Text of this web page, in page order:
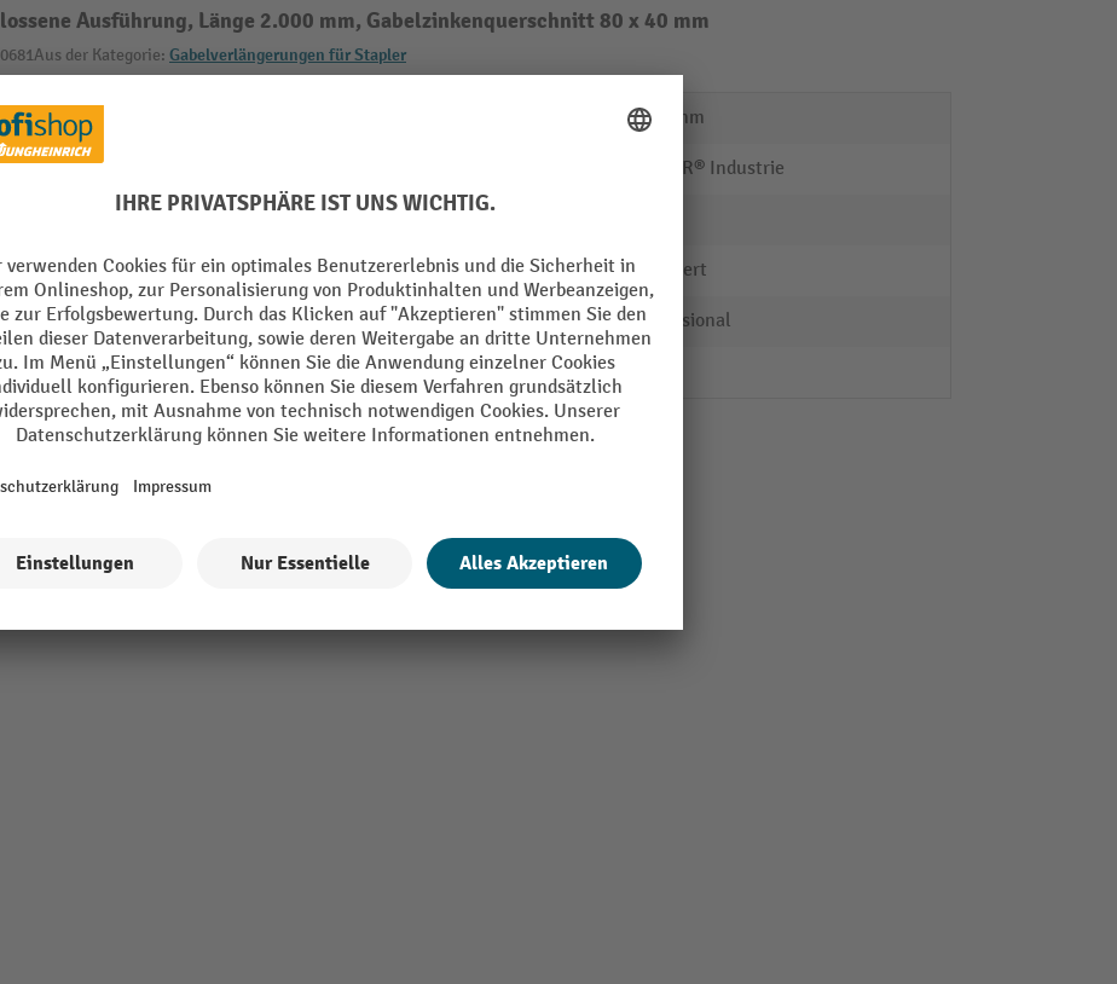
Ausführung, Länge 2.000 mm, Gabelzinkenquerschnitt 80 x 40 mm
Aus der Kategorie: Gabelverlängerungen für Stapler
mm
kg
mm
mm
2000 mm
VETTER® Industrie
Oberfläche grundiert
Segment Professional
VE